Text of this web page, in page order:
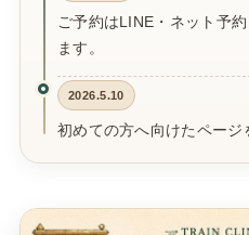
ご予約はLINE・ネット予
ます。
2026.5.10
初めての方へ向けたページ